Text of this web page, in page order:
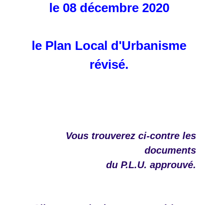
le 08 décembre 2020
le Plan Local d'Urbanisme
révisé.
Vous trouverez ci-contre les
documents
du P.L.U. approuvé.